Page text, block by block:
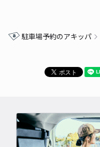
駐車場予約のアキッパ